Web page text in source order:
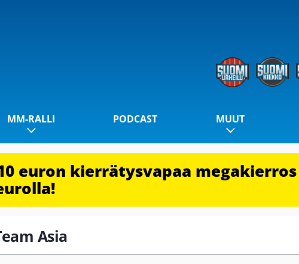
MM-RALLI PODCAST MUUT
euron kierrätysvapaa megakierros
Asia